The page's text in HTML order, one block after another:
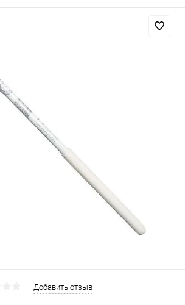
Добавить отзыв